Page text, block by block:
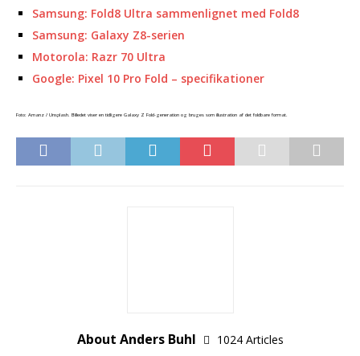
Samsung: Fold8 Ultra sammenlignet med Fold8
Samsung: Galaxy Z8-serien
Motorola: Razr 70 Ultra
Google: Pixel 10 Pro Fold – specifikationer
Foto: Amanz / Unsplash. Billedet viser en tidligere Galaxy Z Fold-generation og bruges som illustration af det foldbare format.
About Anders Buhl
1024 Articles